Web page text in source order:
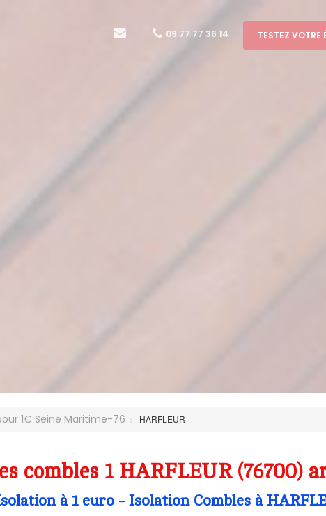
09 77 77 36 14 TESTEZ VOTRE
1€ Seine Maritime-76 HARFLEUR
combles 1 HARFLEUR (76700)
à 1 euro - Isolation Combles à